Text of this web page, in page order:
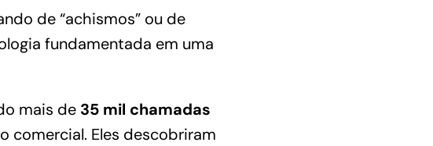
de “achismos” ou de
fundamentada em uma
mais de 35 mil chamadas
comercial. Eles descobriram